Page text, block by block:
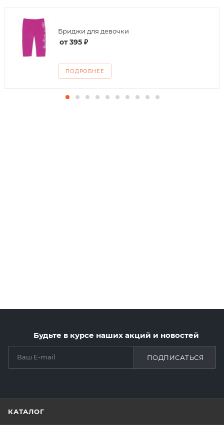
Бриджи для девочки
от395 ₽
ПОДРОБНЕЕ
Будьте в курсе наших акций и новостей
ПОДПИСАТЬСЯ
КАТАЛОГ